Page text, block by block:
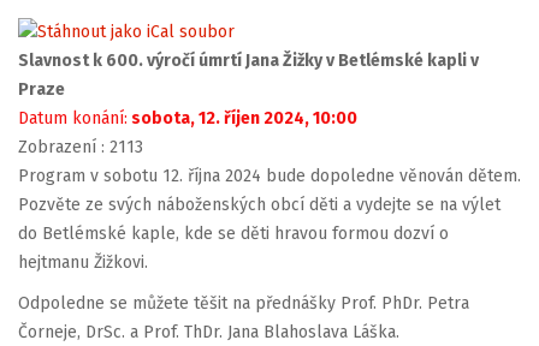
Slavnost k 600. výročí úmrtí Jana Žižky v Betlémské kapli v
Praze
Datum konání: sobota, 12. říjen 2024, 10:00
Zobrazení : 2113
Program v sobotu 12. října 2024 bude dopoledne věnován dětem.
Pozvěte ze svých náboženských obcí děti a vydejte se na výlet
do Betlémské kaple, kde se děti hravou formou dozví o
hejtmanu Žižkovi.
Odpoledne se můžete těšit na přednášky Prof. PhDr. Petra
Čorneje, DrSc. a Prof. ThDr. Jana Blahoslava Láška.